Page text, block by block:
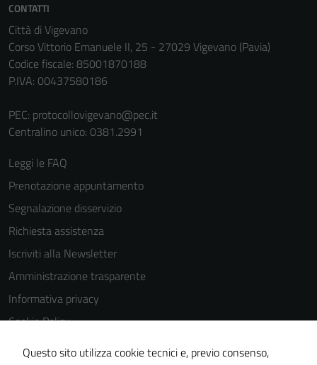
CONTATTI
Città di Vigevano
Corso Vittorio Emanuele II, 25 - 27029 Vigevano (Pavia)
Codice fiscale: 85001870188
P.IVA: 00437580186
PEC: protocollovigevano@pec.it
Centralino unico: 0381.2991
Leggi le FAQ
Prenotazione appuntamento
Segnalazione disservizio
Richiesta assistenza
Iscriviti alla Newsletter
Amministrazione trasparente
Informativa privacy
Cookie Policy
Media policy
Questo sito utilizza cookie tecnici e, previo consenso,